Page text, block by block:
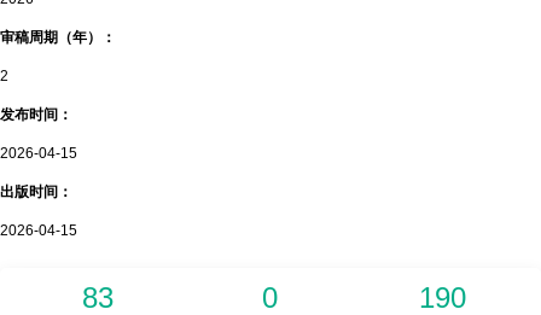
审稿周期（年）：
2
发布时间：
2026-04-15
出版时间：
2026-04-15
83 0 190